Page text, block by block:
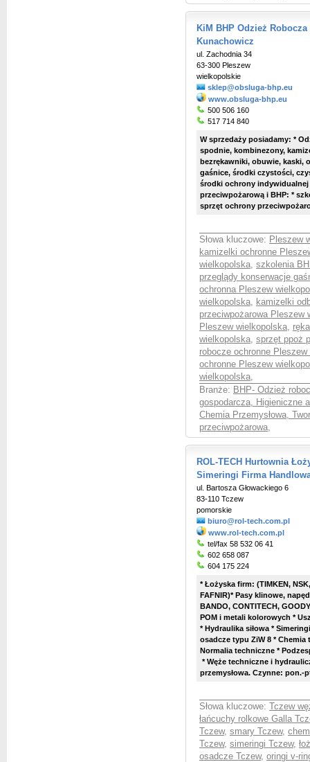
KiM BHP Odzież
Kunachowicz
ul. Zachodnia 34
63-300 Pleszew
wielkopolskie
sklep@obsluga-bhp.eu
www.obsluga-bhp.eu
500 506 160
517 714 840
W sprzedaży posiadamy: *
spodnie, kombinezony,
bezrękawniki, obuwie, kaski,
gaśnice, środki czystości,
środki ochrony indywidualnej
przeciwpożarową i BHP: *
sprzęt ochrony
Słowa kluczowe: Pleszew
kamizelki ochronne
wielkopolska, szkolenia
przeglądy konserwacje
ochronna Pleszew
wielkopolska, kamizelki
przeciwpożarowa Pleszew
Pleszew wielkopolska,
wielkopolska, sprzęt ppoż
robocze ochronne
ochronne Pleszew
wielkopolska,
Branże: BHP- Odzież
gospodarcza, Higieniczne
Chemia Przemysłowa,
przeciwpożarowa,
ROL-TECH Hurtownia
Simeringi Firma
ul. Bartosza Głowackiego 6
83-110 Tczew
pomorskie
biuro@rol-tech.com.pl
www.rol-tech.com.pl
tel/fax 58 532 06 41
602 658 087
604 175 224
* Łożyska firm: (TIMKEN,
FAFNIR)* Pasy klinowe,
BANDO, CONTITECH,
POM i metali kolorowych *
* Hydraulika siłowa *
osadcze typu ZiW 8 *
Normalia techniczne *
*Węże techniczne i
przemysłowa. Czynne: pon.-
Słowa kluczowe:
Tczew
łańcuchy rolkowe Galla
Tczew, smary Tczew,
Tczew, simeringi Tczew,
osadcze Tczew, oringi v-